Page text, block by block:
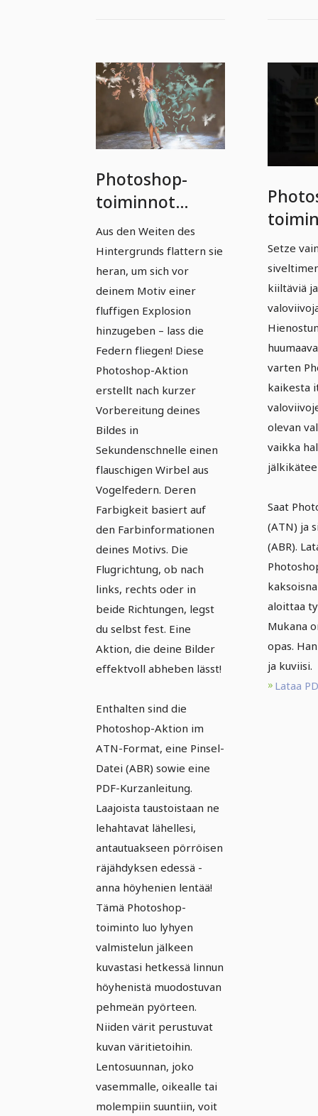
Photoshop-
toiminnot
Premium-
luokassa - Osa
2: 13 | Lentävät
sulat
Aus den Weiten des
Hintergrunds flattern sie
heran, um sich vor
deinem Motiv einer
fluffigen Explosion
hinzugeben – lass die
Federn fliegen! Diese
Photoshop-Aktion
erstellt nach kurzer
Vorbereitung deines
Bildes in
Sekundenschnelle einen
flauschigen Wirbel aus
Vogelfedern. Deren
Farbigkeit basiert auf
den Farbinformationen
deines Motivs. Die
Flugrichtung, ob nach
links, rechts oder in
beide Richtungen, legst
du selbst fest. Eine
Aktion, die deine Bilder
effektvoll abheben lässt!
Enthalten sind die
Photoshop-Aktion im
ATN-Format, eine Pinsel-
Datei (ABR) sowie eine
PDF-Kurzanleitung.
Laajoista taustoistaan ne
lehahtavat lähellesi,
antautuakseen pörröisen
räjähdyksen edessä -
anna höyhenien lentää!
Tämä Photoshop-
toiminto luo lyhyen
valmistelun jälkeen
kuvastasi hetkessä linnun
höyhenistä muodostuvan
pehmeän pyörteen.
Niiden värit perustuvat
kuvan väritietoihin.
Lentosuunnan, joko
vasemmalle, oikealle tai
molempiin suuntiin, voit
14 |
Setze
kiiltäviä
varten
kaikesta
olevan
vaikka
Saat
(ATN) ja
(ABR).
aloittaa
Mukana
opas.
ja kuviisi.
Lataa